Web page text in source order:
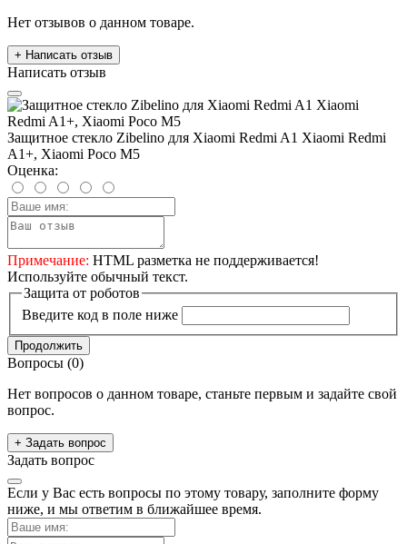
Нет отзывов о данном товаре.
+ Написать отзыв
Написать отзыв
Защитное стекло Zibelino для Xiaomi Redmi A1 Xiaomi Redmi
A1+, Xiaomi Poco M5
Оценка:
Примечание: HTML разметка не поддерживается!
Используйте обычный текст.
Защита от роботов
Введите код в поле ниже
Продолжить
Вопросы (0)
Нет вопросов о данном товаре, станьте первым и задайте свой
вопрос.
+ Задать вопрос
Задать вопрос
Если у Вас есть вопросы по этому товару, заполните форму
ниже, и мы ответим в ближайшее время.